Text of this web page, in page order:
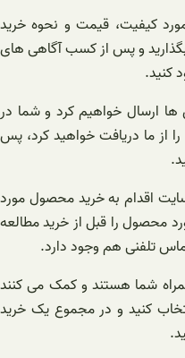
کیفیت، قیمت و نحوه خرید
بگذارید و پس از کسب آگاهی های
کنید.
ارسال خواهیم کرد و شما در
از ما دریافت خواهید کرد، پس
اقدام به خرید محصول مورد
محصول را قبل از خرید مطالعه
تلفنی هم وجود دارد.
شما هستند و کمک می کنند
کنید و در مجموع یک خرید